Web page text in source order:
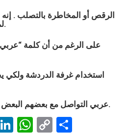
الرقص أو المخاطرة بالتصلب . إنه
لم تكن لديك نية للمشاركة.
على الرغم من أن كلمة “عربي
استخدام غرفة الدردشة
عربيالتواصل مع بعضهم البعض من خلال الرسائل النصية.
Li
W C